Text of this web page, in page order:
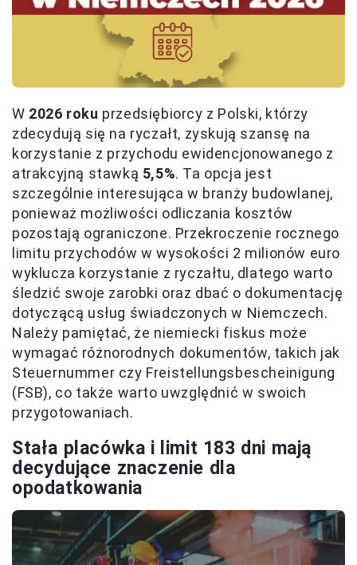
W 2026 roku przedsiębiorcy z Polski, którzy
zdecydują się na ryczałt, zyskują szansę na
korzystanie z przychodu ewidencjonowanego z
atrakcyjną stawką 5,5%. Ta opcja jest
szczególnie interesująca w branży budowlanej,
ponieważ możliwości odliczania kosztów
pozostają ograniczone. Przekroczenie rocznego
limitu przychodów w wysokości 2 milionów euro
wyklucza korzystanie z ryczałtu, dlatego warto
śledzić swoje zarobki oraz dbać o dokumentację
dotyczącą usług świadczonych w Niemczech.
Należy pamiętać, że niemiecki fiskus może
wymagać różnorodnych dokumentów, takich jak
Steuernummer czy Freistellungsbescheinigung
(FSB), co także warto uwzględnić w swoich
przygotowaniach.
Stała placówka i limit 183 dni mają
decydujące znaczenie dla
opodatkowania